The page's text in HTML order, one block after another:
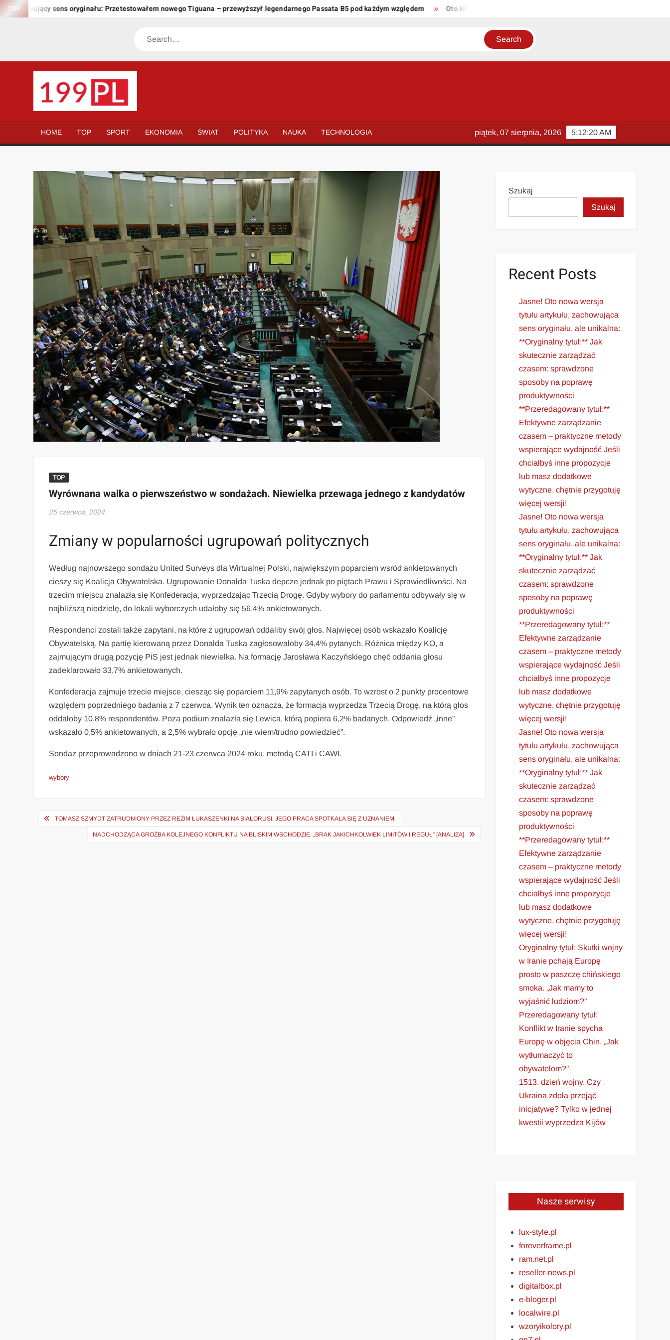
Skip
TOP sens oryginału: Przetestowałem nowego Tiguana – przewyższył legendarnego Passata B5 pod każdym względem Oto kilka propozycji unikalnych tytułów zachowujących sens oryginału:
Search
świat
HOME TOP SPORT EKONOMIA ŚWIAT POLITYKA NAUKA TECHNOLOGIA 5:12:21 AM
piątek, 07 sierpnia, 2026
TOP
Wyrównana walka o pierwszeństwo w sondażach. Niewielka przewaga jednego z kandydatów
25 czerwca, 2024
Zmiany w popularności ugrupowań politycznych
Według najnowszego sondazu United Surveys dla Wirtualnej Polski, największym poparciem wsród ankietowanych
cieszy się Koalicja Obywatelska. Ugrupowanie Donalda Tuska depcze jednak po piętach Prawu i Sprawiedliwości. Na
trzecim miejscu znalazła się Konfederacja, wyprzedzając Trzecią Drogę. Gdyby wybory do parlamentu odbywały się w
najbliższą niedzielę, do lokali wyborczych udałoby się 56,4% ankietowanych.
Respondenci zostali także zapytani, na które z ugrupowań oddaliby swój głos. Najwięcej osób wskazało Koalicję
Obywatelską. Na partię kierowaną przez Donalda Tuska zagłosowałoby 34,4% pytanych. Różnica między KO, a
zajmującym drugą pozycję PiS jest jednak niewielka. Na formację Jarosława Kaczyńskiego chęć oddania głosu
zadeklarowało 33,7% ankietowanych.
Konfederacja zajmuje trzecie miejsce, ciesząc się poparciem 11,9% zapytanych osób. To wzrost o 2 punkty procentowe
względem poprzedniego badania z 7 czerwca. Wynik ten oznacza, że formacja wyprzedza Trzecią Drogę, na którą głos
oddałoby 10,8% respondentów. Poza podium znalazła się Lewica, którą popiera 6,2% badanych. Odpowiedź „inne”
wskazało 0,5% ankietowanych, a 2,5% wybrało opcję „nie wiem/trudno powiedzieć”.
Sondaz przeprowadzono w dniach 21-23 czerwca 2024 roku, metodą CATI i CAWI.
wybory
Nawigacja
TOMASZ SZMYDT ZATRUDNIONY PRZEZ REŻIM ŁUKASZENKI NA BIAŁORUSI. JEGO PRACA SPOTKAŁA SIĘ Z UZNANIEM.
NADCHODZĄCA GROŹBA KOLEJNEGO KONFLIKTU NA BLISKIM WSCHODZIE. „BRAK JAKICHKOLWIEK LIMITÓW I REGUŁ” [ANALIZA]
Szukaj
Szukaj
Recent Posts
Jasne! Oto nowa wersja
tytułu artykułu, zachowująca
sens oryginału, ale unikalna:
**Oryginalny tytuł:** Jak
skutecznie zarządzać
czasem: sprawdzone
sposoby na poprawę
produktywności
**Przeredagowany tytuł:**
Efektywne zarządzanie
czasem – praktyczne metody
wspierające wydajność Jeśli
chciałbyś inne propozycje
lub masz dodatkowe
wytyczne, chętnie przygotuję
więcej wersji!
Jasne! Oto nowa wersja
tytułu artykułu, zachowująca
sens oryginału, ale unikalna:
**Oryginalny tytuł:** Jak
skutecznie zarządzać
czasem: sprawdzone
sposoby na poprawę
produktywności
**Przeredagowany tytuł:**
Efektywne zarządzanie
czasem – praktyczne metody
wspierające wydajność Jeśli
chciałbyś inne propozycje
lub masz dodatkowe
wytyczne, chętnie przygotuję
więcej wersji!
Jasne! Oto nowa wersja
tytułu artykułu, zachowująca
sens oryginału, ale unikalna:
**Oryginalny tytuł:** Jak
skutecznie zarządzać
czasem: sprawdzone
sposoby na poprawę
produktywności
**Przeredagowany tytuł:**
Efektywne zarządzanie
czasem – praktyczne metody
wspierające wydajność Jeśli
chciałbyś inne propozycje
lub masz dodatkowe
wytyczne, chętnie przygotuję
więcej wersji!
Oryginalny tytuł: Skutki wojny
w Iranie pchają Europę
prosto w paszczę chińskiego
smoka. „Jak mamy to
wyjaśnić ludziom?”
Przeredagowany tytuł:
Konflikt w Iranie spycha
Europę w objęcia Chin. „Jak
wytłumaczyć to
obywatelom?”
1513. dzień wojny. Czy
Ukraina zdoła przejąć
inicjatywę? Tylko w jednej
kwestii wyprzedza Kijów
Nasze serwisy
lux-style.pl
foreverframe.pl
ram.net.pl
reseller-news.pl
digitalbox.pl
e-bloger.pl
localwire.pl
wzoryikolory.pl